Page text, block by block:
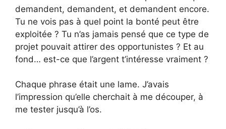
demandent, demandent, et demandent encore.
Tu ne vois pas à quel point la bonté peut être
exploitée ? Tu n’as jamais pensé que ce type de
projet pouvait attirer des opportunistes ? Et au
fond… est-ce que l’argent t’intéresse vraiment ?
Chaque phrase était une lame. J’avais
l’impression qu’elle cherchait à me découper, à
me tester jusqu’à l’os.